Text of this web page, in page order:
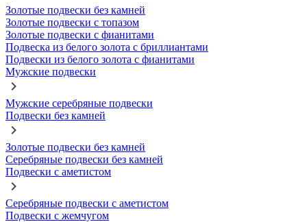
Золотые подвески без камней
Золотые подвески с топазом
Золотые подвески с фианитами
Подвеска из белого золота с бриллиантами
Подвески из белого золота с фианитами
Мужские подвески
Мужские серебряные подвески
Подвески без камней
Золотые подвески без камней
Серебряные подвески без камней
Подвески с аметистом
Серебряные подвески с аметистом
Подвески с жемчугом